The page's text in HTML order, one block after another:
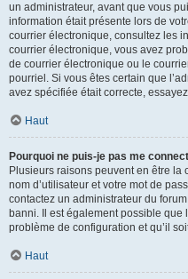
un administrateur, avant que vous
information était présente lors de
courrier électronique, consultez les
courrier électronique, vous avez
de courrier électronique ou le
pourriel. Si vous êtes certain que
avez spécifiée était correcte,
Haut
Pourquoi ne puis-je pas me
Plusieurs raisons peuvent en être la
nom d’utilisateur et votre mot de
contactez un administrateur du
banni. Il est également possible
problème de configuration et qu’il
Haut